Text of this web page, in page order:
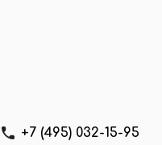
+7 (495) 032-15-95